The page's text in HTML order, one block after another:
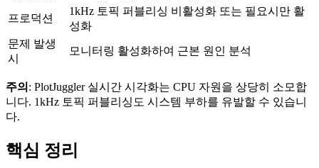
프로덕션
1kHz 토픽 퍼블리싱 비활성화 또는 필요시만 활
성화
문제 발생
시
모니터링 활성화하여 근본 원인 분석
주의 : PlotJuggler 실시간 시각화는 CPU 자원을 상당히 소모합
니다. 1kHz 토픽 퍼블리싱도 시스템 부하를 유발할 수 있습니
다.
핵심 정리